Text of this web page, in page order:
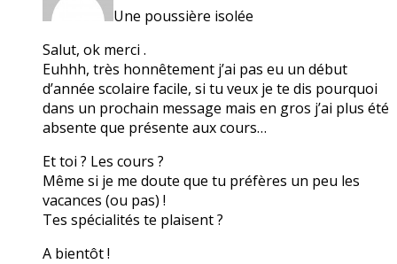
Une poussière isolée
Salut, ok merci .
Euhhh, très honnêtement j’ai pas eu un début
d’année scolaire facile, si tu veux je te dis pourquoi
dans un prochain message mais en gros j’ai plus été
absente que présente aux cours…
Et toi ? Les cours ?
Même si je me doute que tu préfères un peu les
vacances (ou pas) !
Tes spécialités te plaisent ?
A bientôt !